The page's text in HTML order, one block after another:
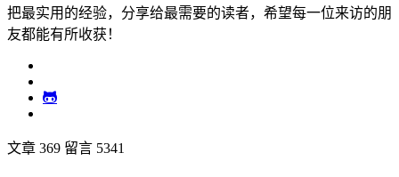
把最实用的经验，分享给最需要的读者，希望每一位来访的朋
友都能有所收获！
文章 369 留言 5341